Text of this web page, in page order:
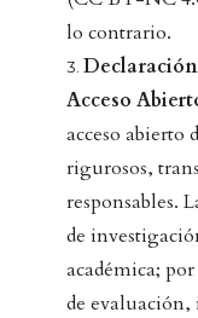
lo contrario.
Declaración
Acceso
acceso abierto
rigurosos,
responsables.
de
académica;
de